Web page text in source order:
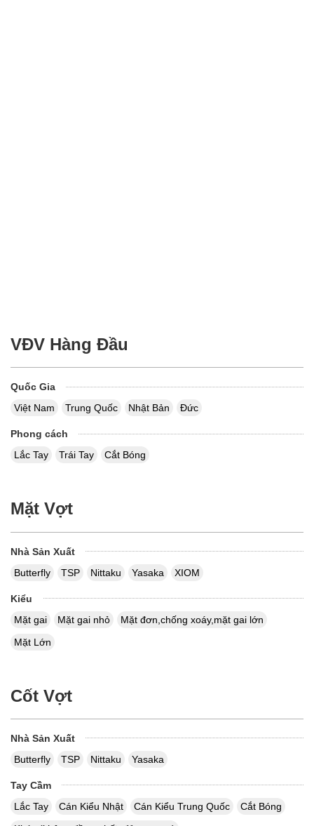
VĐV Hàng Đầu
Quốc Gia
Việt Nam
Trung Quốc Nhật Bản Đức
Phong cách
Lắc Tay
Trái Tay Cắt Bóng
Mặt Vợt
Nhà Sản Xuất
Butterfly
TSP Nittaku Yasaka XIOM
Kiểu
Mặt gai
Mặt gai nhỏ
Mặt đơn,chống xoáy,mặt gai lớn
Mặt Lớn
Cốt Vợt
Nhà Sản Xuất
Butterfly
TSP Nittaku Yasaka
Tay Cầm
Lắc Tay
Cán Kiểu Nhật Cán Kiểu Trung Quốc
Cắt Bóng